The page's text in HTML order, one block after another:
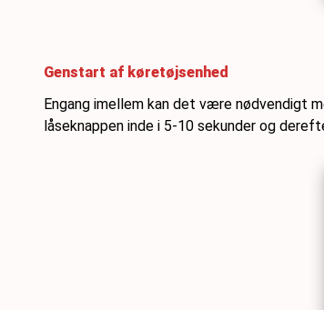
Genstart af køretøjsenhed
Engang imellem kan det være nødvendigt
låseknappen inde i 5-10 sekunder og